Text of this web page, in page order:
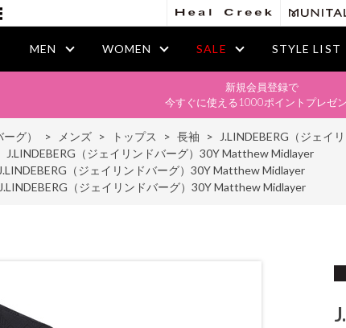
MEN WOMEN SALE STYLE LIST
新規会員登録で
今すぐに使える1000ポイントプレゼ
グ） > メンズ > トップス > 長袖 >
J.LINDEBERG（ジェイ
J.LINDEBERG（ジェイリンドバーグ）30Y Matthew Midlayer
J.LINDEBERG（ジェイリンドバーグ）30Y Matthew Midlayer
J.LINDEBERG（ジェイリンドバーグ）30Y Matthew Midlayer